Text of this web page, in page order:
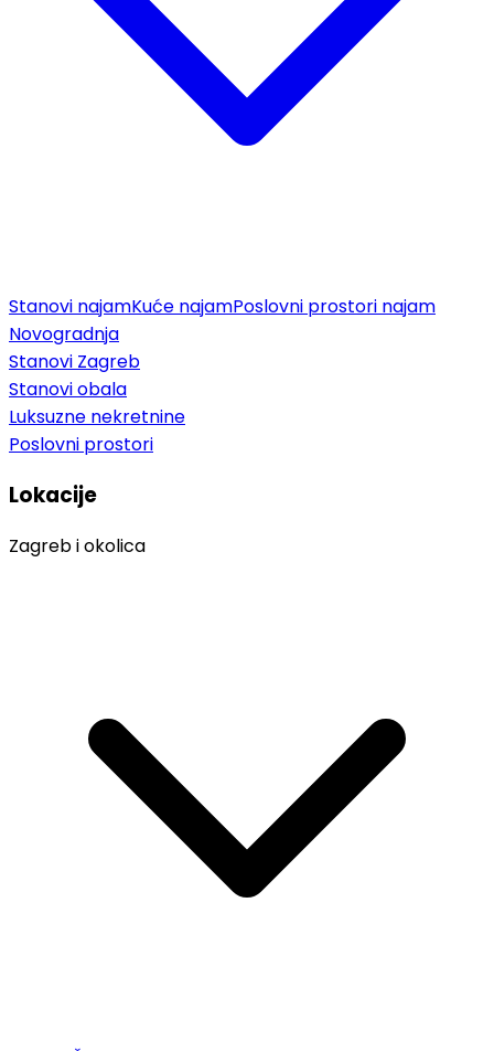
Stanovi najamKuće najamPoslovni prostori najam
Novogradnja
Stanovi Zagreb
Stanovi obala
Luksuzne nekretnine
Poslovni prostori
Lokacije
Zagreb i okolica